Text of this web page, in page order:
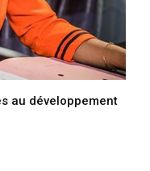
au développement